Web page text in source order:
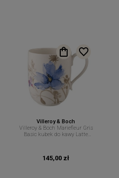
Villeroy & Boch
Villeroy & Boch Mariefleur Gris
Basic kubek do kawy Latte
145,00 zł